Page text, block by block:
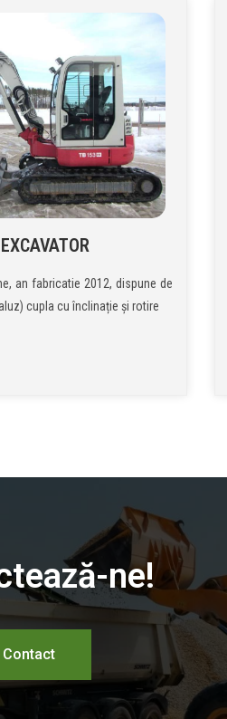
an fabricatie 2012, dispune de
cupla cu înclinație și rotire
ne!
Contact